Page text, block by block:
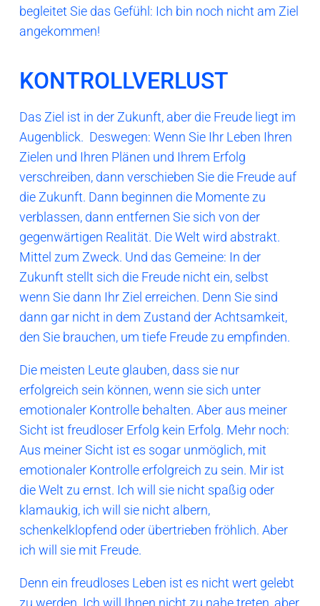
begleitet Sie das Gefühl: Ich bin noch nicht am Ziel
angekommen!
KONTROLLVERLUST
Das Ziel ist in der Zukunft, aber die Freude liegt im
Augenblick. Deswegen: Wenn Sie Ihr Leben Ihren
Zielen und Ihren Plänen und Ihrem Erfolg
verschreiben, dann verschieben Sie die Freude auf
die Zukunft. Dann beginnen die Momente zu
verblassen, dann entfernen Sie sich von der
gegenwärtigen Realität. Die Welt wird abstrakt.
Mittel zum Zweck. Und das Gemeine: In der
Zukunft stellt sich die Freude nicht ein, selbst
wenn Sie dann Ihr Ziel erreichen. Denn Sie sind
dann gar nicht in dem Zustand der Achtsamkeit,
den Sie brauchen, um tiefe Freude zu empfinden.
Die meisten Leute glauben, dass sie nur
erfolgreich sein können, wenn sie sich unter
emotionaler Kontrolle behalten. Aber aus meiner
Sicht ist freudloser Erfolg kein Erfolg. Mehr noch:
Aus meiner Sicht ist es sogar unmöglich, mit
emotionaler Kontrolle erfolgreich zu sein. Mir ist
die Welt zu ernst. Ich will sie nicht spaßig oder
klamaukig, ich will sie nicht albern,
schenkelklopfend oder übertrieben fröhlich. Aber
ich will sie mit Freude.
Denn ein freudloses Leben ist es nicht wert gelebt